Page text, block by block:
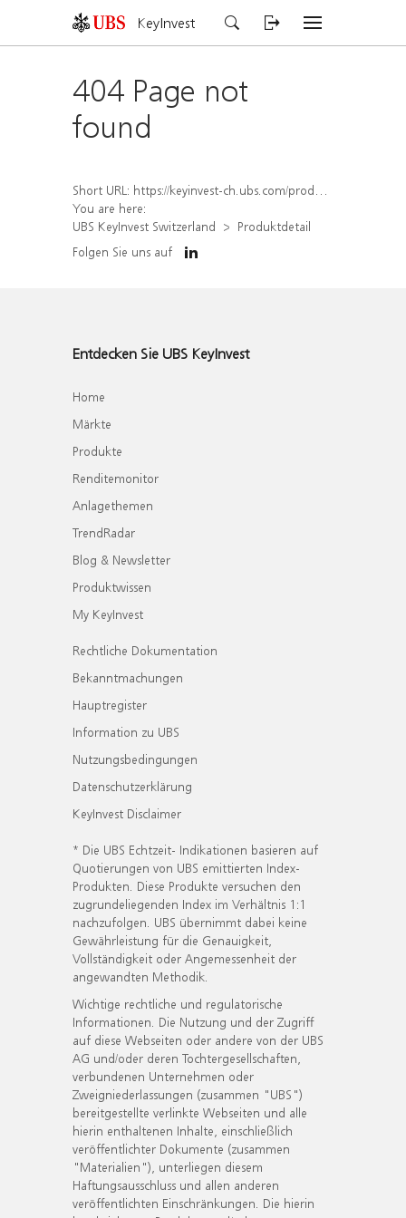
KeyInvest
404 Page not
found
Short URL: https://keyinvest-ch.ubs.com/produkt/detail/index/isin/CH1554893128
You are here:
UBS KeyInvest Switzerland
Produktdetail
Folgen Sie uns auf
Entdecken Sie UBS KeyInvest
Home
Märkte
Produkte
Renditemonitor
Anlagethemen
TrendRadar
Blog & Newsletter
Produktwissen
My KeyInvest
Rechtliche Dokumentation
Bekanntmachungen
Hauptregister
Information zu UBS
Nutzungsbedingungen
Datenschutzerklärung
KeyInvest Disclaimer
* Die UBS Echtzeit- Indikationen basieren auf
Quotierungen von UBS emittierten Index-
Produkten. Diese Produkte versuchen den
zugrundeliegenden Index im Verhältnis 1:1
nachzufolgen. UBS übernimmt dabei keine
Gewährleistung für die Genauigkeit,
Vollständigkeit oder Angemessenheit der
angewandten Methodik.
Wichtige rechtliche und regulatorische
Informationen. Die Nutzung und der Zugriff
auf diese Webseiten oder andere von der UBS
AG und/oder deren Tochtergesellschaften,
verbundenen Unternehmen oder
Zweigniederlassungen (zusammen "UBS")
bereitgestellte verlinkte Webseiten und alle
hierin enthaltenen Inhalte, einschließlich
veröffentlichter Dokumente (zusammen
"Materialien"), unterliegen diesem
Haftungsausschluss und allen anderen
veröffentlichten Einschränkungen. Die hierin